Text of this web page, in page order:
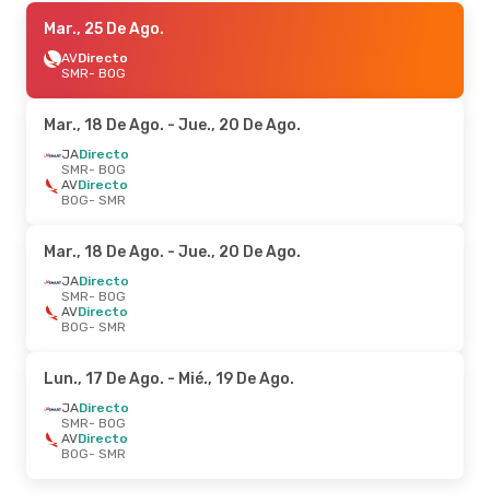
Mar., 25 De Ago.
AVDirecto
SMR- BOG
Mar., 18 De Ago. - Jue., 20 De Ago.
JADirecto
SMR- BOG
AVDirecto
BOG- SMR
Mar., 18 De Ago. - Jue., 20 De Ago.
JADirecto
SMR- BOG
AVDirecto
BOG- SMR
Lun., 17 De Ago. - Mié., 19 De Ago.
JADirecto
SMR- BOG
AVDirecto
BOG- SMR